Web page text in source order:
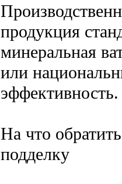
продукция
минеральная
или
эффективность.
На что
подделку